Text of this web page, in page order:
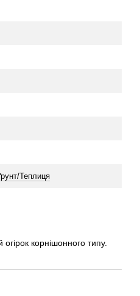
Теплиця
корнішонного типу.